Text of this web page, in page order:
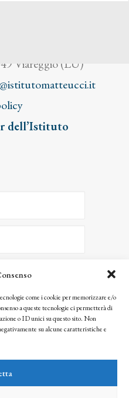
come i cookie per memorizzare e/o
a queste tecnologie ci permetterà di
o ID unici su questo sito. Non
su alcune caratteristiche e
Viareggio (LU)
dell’Istituto
informazioni saranno trattate
e dell’Istituto Matteucci